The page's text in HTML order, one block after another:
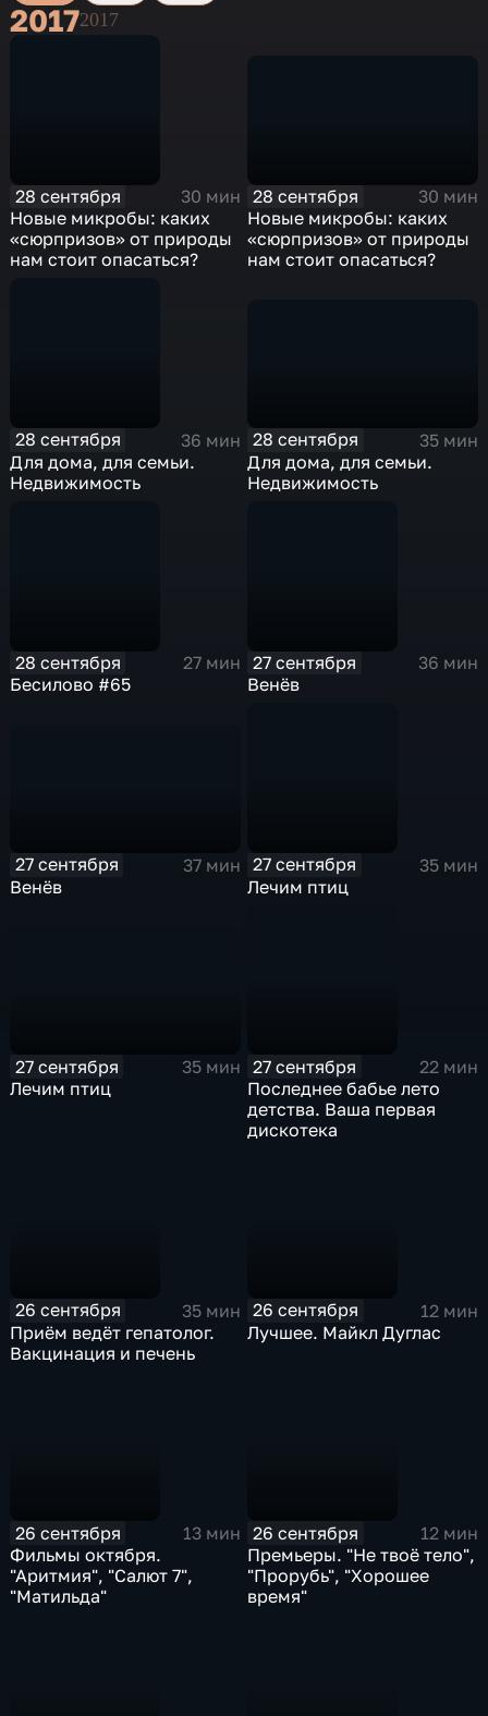
20172017
28 сентября
30 мин
Новые микробы: каких
«сюрпризов» от природы
нам стоит опасаться?
28 сентября
30 мин
Новые микробы: каких
«сюрпризов» от природы
нам стоит опасаться?
28 сентября
36 мин
Для дома, для семьи.
Недвижимость
28 сентября
35 мин
Для дома, для семьи.
Недвижимость
28 сентября
27 мин
Бесилово #65
27 сентября
36 мин
Венёв
27 сентября
37 мин
Венёв
27 сентября
35 мин
Лечим птиц
27 сентября
35 мин
Лечим птиц
27 сентября
22 мин
Последнее бабье лето
детства. Ваша первая
дискотека
26 сентября
35 мин
Приём ведёт гепатолог.
Вакцинация и печень
26 сентября
12 мин
Лучшее. Майкл Дуглас
26 сентября
13 мин
Фильмы октября.
"Аритмия", "Салют 7",
"Матильда"
26 сентября
12 мин
Премьеры. "Не твоё тело",
"Прорубь", "Хорошее
время"